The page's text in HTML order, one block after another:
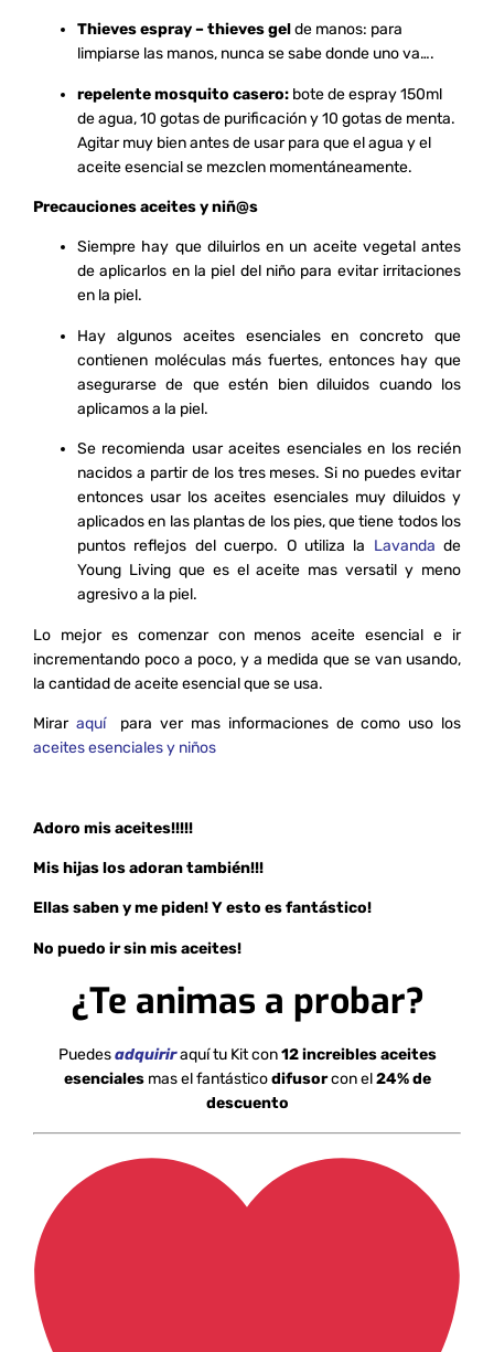
Thieves espray –thieves gelde manos: para
limpiarse las manos, nunca se sabe donde uno va….
repelente mosquito casero: bote de espray 150ml
de agua, 10 gotas de purificación y 10 gotas de menta.
Agitar muy bien antes de usar para que el agua y el
aceite esencial se mezclen momentáneamente.
Precauciones aceites y niñ@s
Siempre hay que diluirlos en un aceite vegetal antes
de aplicarlos en la piel del niño para evitar irritaciones
en la piel.
Hay algunos aceites esenciales en concreto que
contienen moléculas más fuertes, entonces hay que
asegurarse de que estén bien diluidos cuando los
aplicamos a la piel.
Se recomienda usar aceites esenciales en los recién
nacidos a partir de los tres meses. Si no puedes evitar
entonces usar los aceites esenciales muy diluidos y
aplicados en las plantas de los pies, que tiene todos los
puntos reflejos del cuerpo. O utiliza la Lavanda de
Young Living que es el aceite mas versatil y meno
agresivo a la piel.
Lo mejor es comenzar con menos aceite esencial e ir
incrementando poco a poco, y a medida que se van usando,
la cantidad de aceite esencial que se usa.
Mirar aquípara ver mas informaciones de como uso los
aceites esenciales y niños
Adoro mis aceites!!!!!
Mis hijas los adoran también!!!
Ellas saben y me piden!Y esto es fantástico!
No puedo ir sin mis aceites!
¿Te animas a probar?
Puedes adquiriraquí tu Kit con12 increibles aceites
esencialesmas el fantásticodifusorcon el24% de
descuento